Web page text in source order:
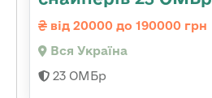
від 20000 до 190000 грн
Вся Україна
23 ОМБр